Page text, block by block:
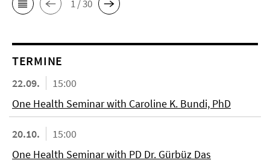
1 / 30
TERMINE
22.09.
15:00
One Health Seminar with Caroline K. Bundi, PhD
20.10.
15:00
One Health Seminar with PD Dr. Gürbüz Das